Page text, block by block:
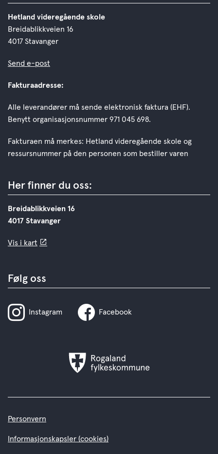
Hetland videregående skole
Breidablikkveien 16
4017 Stavanger
Send e-post
Fakturaadresse:
Alle leverandører må sende elektronisk faktura (EHF).
Benytt organisasjonsnummer 971 045 698.
Fakturaen må merkes: Hetland videregående skole og
ressursnummer på den personen som bestiller varen
Her finner du oss:
Breidablikkveien 16
4017 Stavanger
Vis i kart
Følg oss
Instagram Facebook
Rogaland
fylkeskommune
Personvern
Informasjonskapsler (cookies)